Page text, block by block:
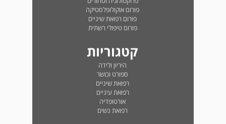
פורום אוקולופלסטיקה
פורום רפואת שיניים
פורום טיפולי רשתית
קטגוריות
היריון ולידה
ספורט וכושר
רפואת שיניים
רפואת עיניים
אורטופדיה
רפואת נשים